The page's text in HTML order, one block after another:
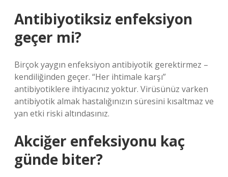
Antibiyotiksiz enfeksiyon
geçer mi?
Birçok yaygın enfeksiyon antibiyotik gerektirmez –
kendiliğinden geçer. “Her ihtimale karşı”
antibiyotiklere ihtiyacınız yoktur. Virüsünüz varken
antibiyotik almak hastalığınızın süresini kısaltmaz ve
yan etki riski altındasınız.
Akciğer enfeksiyonu kaç
günde biter?